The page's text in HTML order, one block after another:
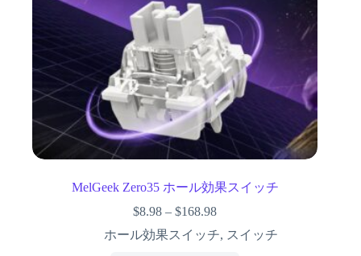
MelGeek Zero35 ホール効果スイッチ
$8.98 –$168.98
ホール効果スイッチ, スイッチ